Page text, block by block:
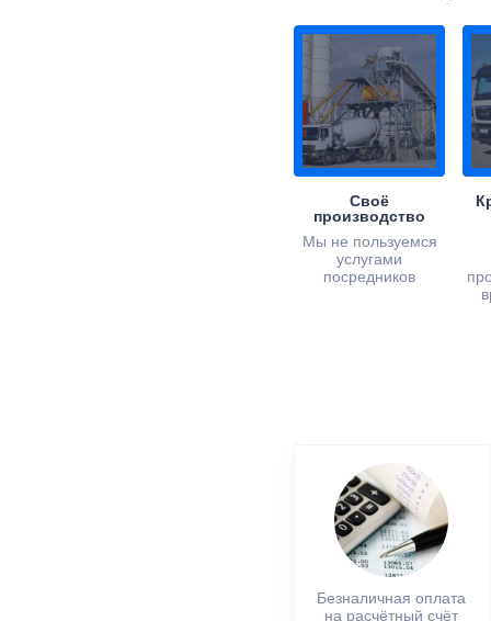
Своё
производство
Мы не пользуемся
услугами
посредников
Безналичная оплата
на расчётный счёт